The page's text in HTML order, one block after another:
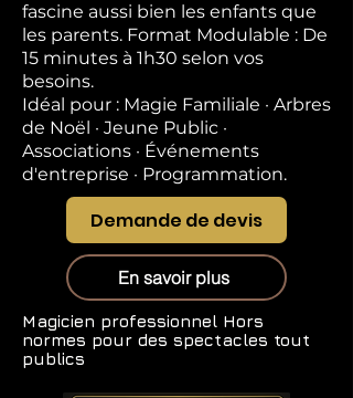
fascine aussi bien les enfants que
les parents. Format Modulable : De
15 minutes à 1h30 selon vos
besoins.
Idéal pour : Magie Familiale · Arbres
de Noël · Jeune Public ·
Associations · Événements
d'entreprise · Programmation.
Demande de devis
En savoir plus
Magicien professionnel Hors
normes pour des spectacles tout
publics